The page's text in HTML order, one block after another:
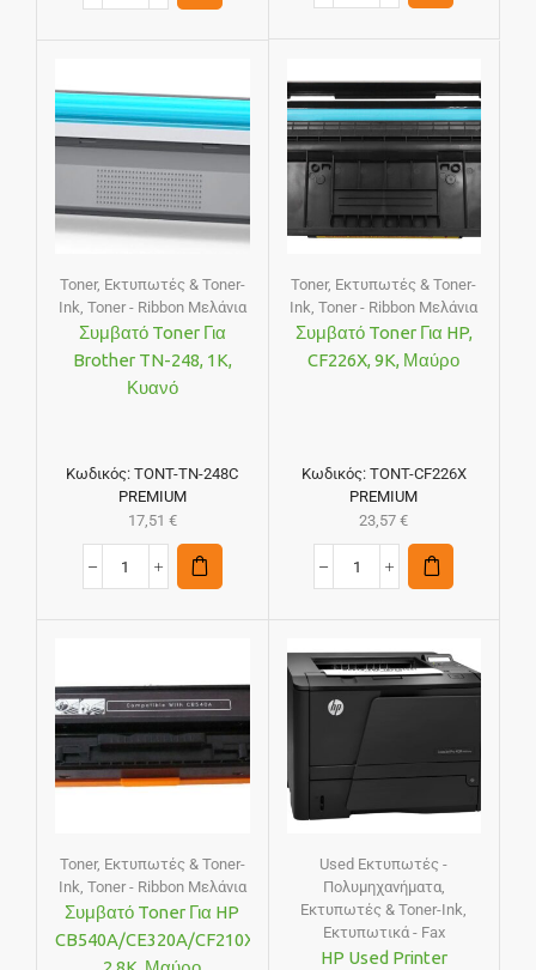
Toner, Εκτυπωτές & Toner-
Ink Toner - Ribbon Μελάνια
Συμβατό Toner Για
Brother TN-248, 1K,
Κυανό
Κωδικός:TONT-TN-248C
PREMIUM
17,51 €
Toner, Εκτυπωτές & Toner-
Ink ,Toner - Ribbon Μελάνια
Συμβατό Toner Για HP,
CF226X, 9K, Μαύρο
Κωδικός: TONT-CF226X
PREMIUM
23,57€
Toner, Εκτυπωτές & Toner-
Ink Toner - Ribbon Μελάνια
Συμβατό Toner Για HP
CB540A/CE320A/CF210X,
Used Εκτυπωτές -
Πολυμηχανήματα,
Εκτυπωτές & Toner-Ink
Εκτυπωτικά - Fax
HP Used Printer